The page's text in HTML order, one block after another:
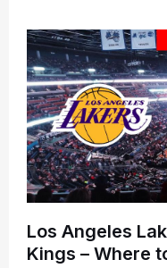
Los Angeles
Kings – Where